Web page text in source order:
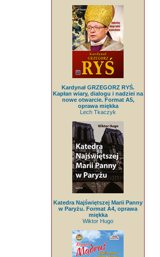
Kardynał GRZEGORZ RYŚ.
Kapłan wiary, dialogu i nadziei na
nowe otwarcie. Format A5,
oprawa miękka
Lech Tkaczyk
Katedra Najświętszej Marii Panny
w Paryżu. Format A4, oprawa
miękka
Wiktor Hugo